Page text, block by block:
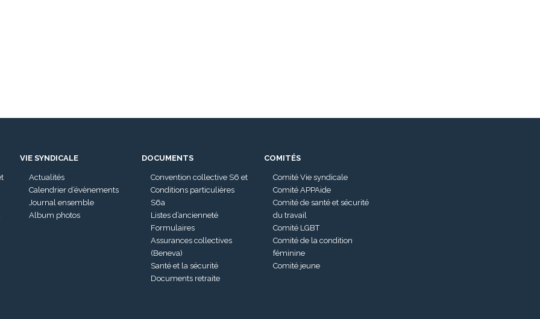
VIE SYNDICALE
Actualités
Calendrier d’évènements
Journal ensemble
Album photos
DOCUMENTS
Convention collective S6 et
Conditions particulières
S6a
Listes d’ancienneté
Formulaires
Assurances collectives
(Beneva)
Santé et la sécurité
Documents retraite
COMITÉS
Comité Vie syndicale
Comité APPAide
Comité de santé et sécurité
du travail
Comité LGBT
Comité de la condition
féminine
Comité jeune